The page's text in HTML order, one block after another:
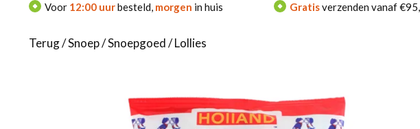
Voor 12:00 uurbesteld, morgen in huis Gratisverzenden vanaf
Terug/Snoep/Snoepgoed/Lollies